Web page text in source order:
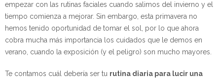
empezar con las rutinas faciales cuando salimos del invierno y el
tiempo comienza a mejorar. Sin embargo, esta primavera no
hemos tenido oportunidad de tomar el sol, por lo que ahora
cobra mucha más importancia los cuidados que le demos en
verano, cuando la exposición (y el peligro) son mucho mayores.
Te contamos cuál debería ser tu rutina diaria para lucir una